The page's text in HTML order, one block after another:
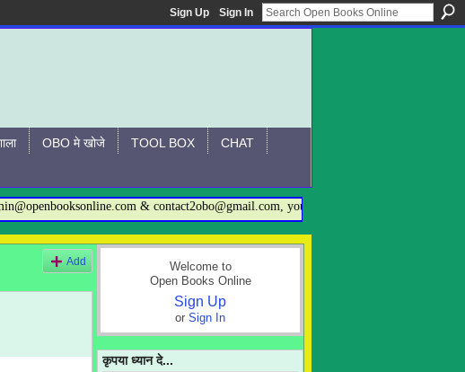
Sign Up Sign In
OBO मे खोजे TOOL BOX CHAT
& contact2obo@gmail.com, you may also call on
Add
Welcome to
Open Books Online
Sign Up
or Sign In
कृपया ध्यान दे...